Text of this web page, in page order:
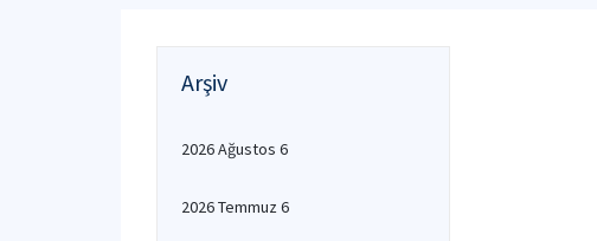
Arşiv
2026 Ağustos 6
2026 Temmuz 6